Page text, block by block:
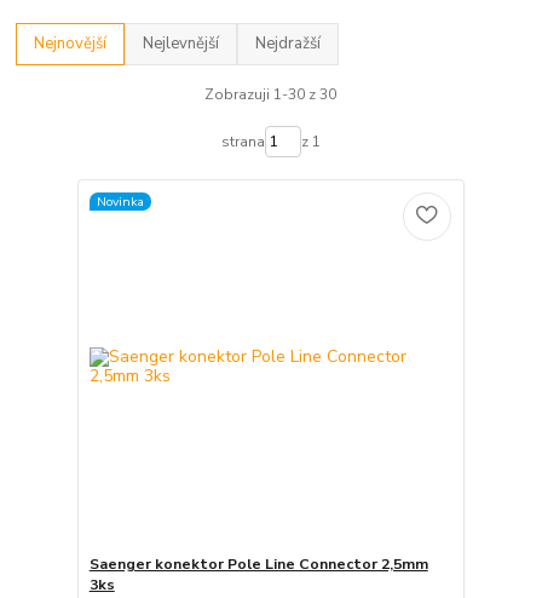
Nejnovější Nejlevnější Nejdražší
Zobrazuji 1-30 z 30
strana z 1
Novinka
Saenger konektor Pole Line Connector 2,5mm
3ks